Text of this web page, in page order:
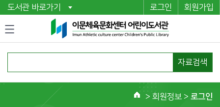
도서관 바로가기 로그인 회원가입
자료검색
> 회원정보 > 로그인